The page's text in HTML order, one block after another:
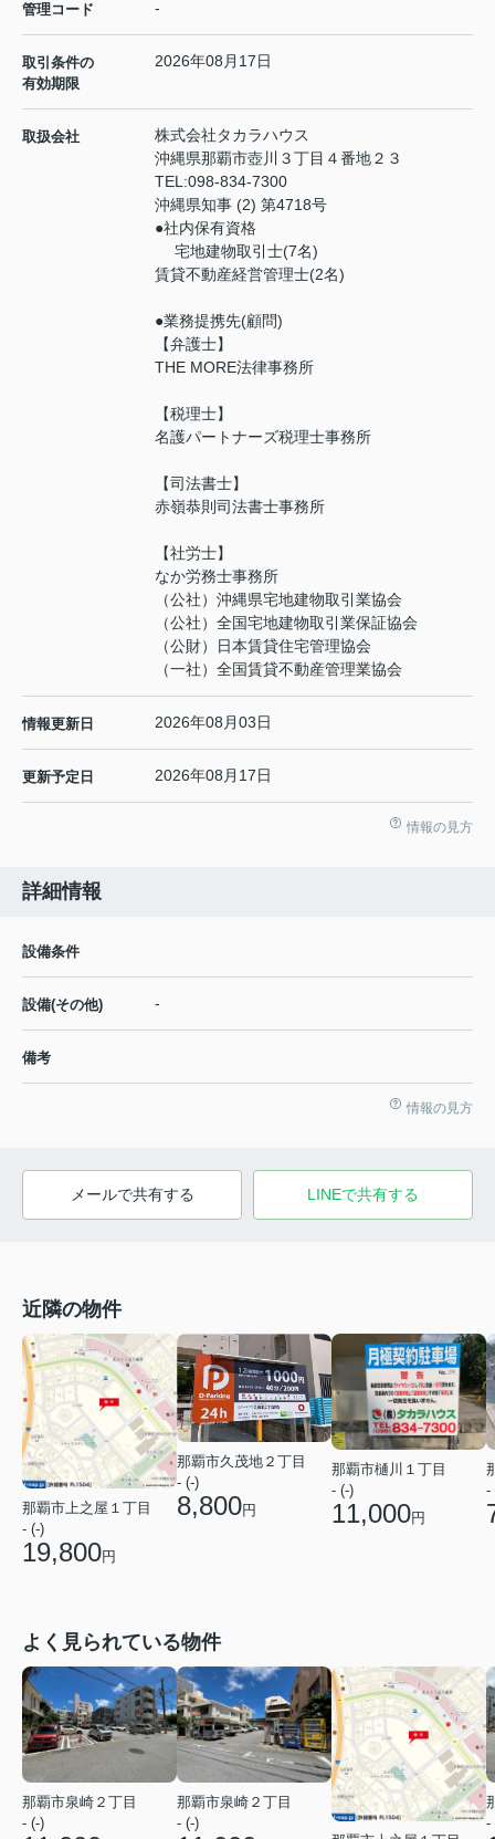
管理コード -
取引条件の
有効期限
2026年08月17日
取扱会社
株式会社タカラハウス
沖縄県那覇市壺川３丁目４番地２３
TEL:098-834-7300
沖縄県知事 (2) 第4718号
●社内保有資格
宅地建物取引士(7名)
賃貸不動産経営管理士(2名)
●業務提携先(顧問)
【弁護士】
THE MORE法律事務所
【税理士】
名護パートナーズ税理士事務所
【司法書士】
赤嶺恭則司法書士事務所
【社労士】
なか労務士事務所
（公社）沖縄県宅地建物取引業協会
（公社）全国宅地建物取引業保証協会
（公財）日本賃貸住宅管理協会
（一社）全国賃貸不動産管理業協会
情報更新日 2026年08月03日
更新予定日 2026年08月17日
情報の見方
詳細情報
設備条件
設備(その他) -
備考
情報の見方
メールで共有する LINEで共有する
近隣の物件
那覇市上之屋１丁目
- (-)
19,800円
那覇市久茂地２丁目
- (-)
8,800円
那覇市樋川１丁目
- (-)
11,000円
-
よく見られている物件
那覇市泉崎２丁目
- (-)
那覇市泉崎２丁目
- (-)
-